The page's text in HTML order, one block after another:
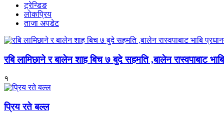
ट्रेन्डिङ
लोकप्रिय
ताजा अपडेट
रबि लामिछाने र बालेन शाह बिच ७ बुदे सहमति ,बालेन रास्वपाबाट
१
प्रिय रते बल्ल